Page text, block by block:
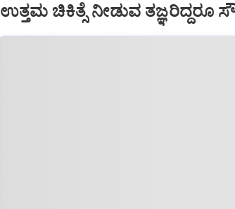
ಉತ್ತಮ ಚಿಕಿತ್ಸೆ ನೀಡುವ ತಜ್ಞರಿದ್ದರೂ